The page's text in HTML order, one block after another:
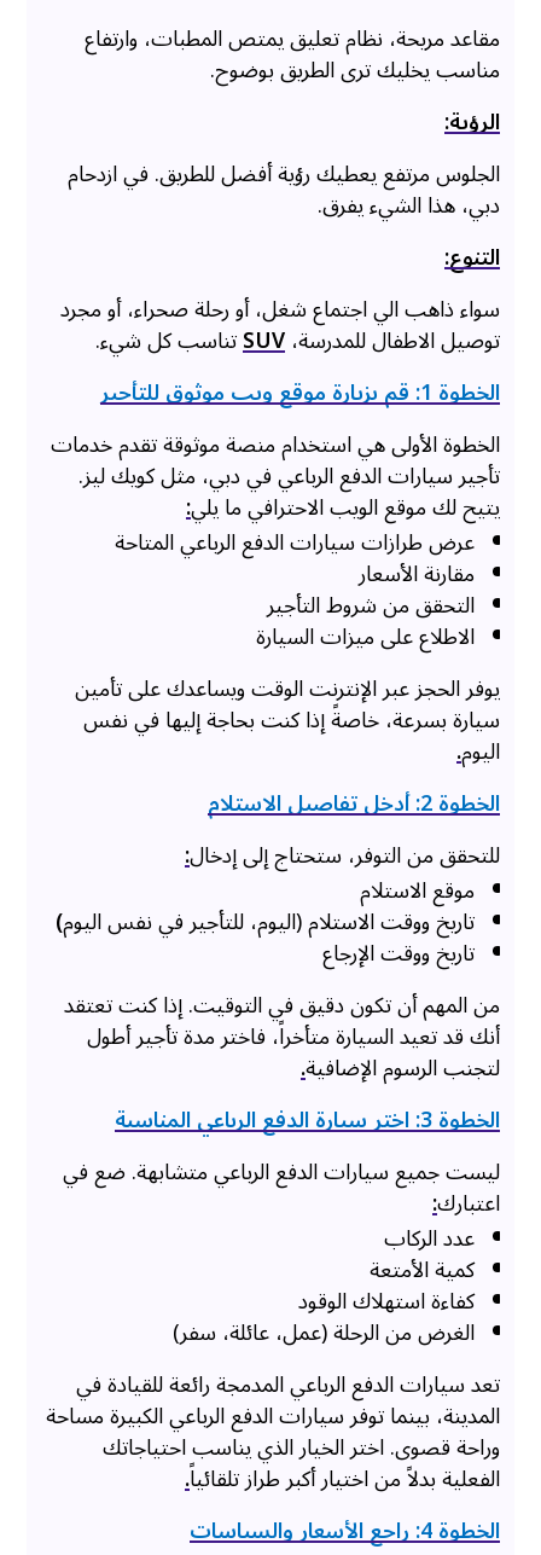
مقاعد مريحة، نظام تعليق يمتص المطبات، وارتفاع
مناسب يخليك ترى الطريق بوضوح.
الرؤية:
الجلوس مرتفع يعطيك رؤية أفضل للطريق. في ازدحام
دبي، هذا الشيء يفرق.
التنوع:
سواء ذاهب الي اجتماع شغل، أو رحلة صحراء، أو مجرد
توصيل الاطفال للمدرسة،SUVتناسب كل شيء.
الخطوة 1: قم بزيارة موقع ويب موثوق للتأجير
الخطوة الأولى هي استخدام منصة موثوقة تقدم خدمات
تأجير سيارات الدفع الرباعي في دبي، مثل كويك ليز.
يتيح لك موقع الويب الاحترافي ما يلي:
عرض طرازات سيارات الدفع الرباعي المتاحة
مقارنة الأسعار
التحقق من شروط التأجير
الاطلاع على ميزات السيارة
يوفر الحجز عبر الإنترنت الوقت ويساعدك على تأمين
سيارة بسرعة، خاصةً إذا كنت بحاجة إليها في نفس
اليوم.
الخطوة 2: أدخل تفاصيل الاستلام
للتحقق من التوفر، ستحتاج إلى إدخال:
موقع الاستلام
تاريخ ووقت الاستلام (اليوم، للتأجير في نفس اليوم)
تاريخ ووقت الإرجاع
من المهم أن تكون دقيق في التوقيت. إذا كنت تعتقد
أنك قد تعيد السيارة متأخراً، فاختر مدة تأجير أطول
لتجنب الرسوم الإضافية.
الخطوة 3: اختر سيارة الدفع الرباعي المناسبة
ليست جميع سيارات الدفع الرباعي متشابهة. ضع في
اعتبارك:
عدد الركاب
كمية الأمتعة
كفاءة استهلاك الوقود
الغرض من الرحلة (عمل، عائلة، سفر)
تعد سيارات الدفع الرباعي المدمجة رائعة للقيادة في
المدينة، بينما توفر سيارات الدفع الرباعي الكبيرة مساحة
وراحة قصوى. اختر الخيار الذي يناسب احتياجاتك
الفعلية بدلاً من اختيار أكبر طراز تلقائياً.
الخطوة 4: راجع الأسعار والسياسات